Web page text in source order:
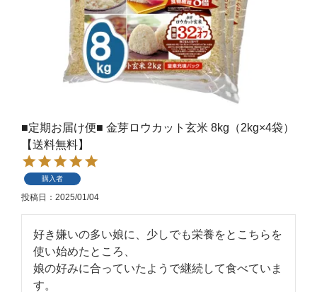
■定期お届け便■ 金芽ロウカット玄米 8kg（2kg×4袋）
【送料無料】
購入者
投稿日 2025/01/04
好き嫌いの多い娘に、少しでも栄養をとこちらを
使い始めたところ、
娘の好みに合っていたようで継続して食べていま
す。